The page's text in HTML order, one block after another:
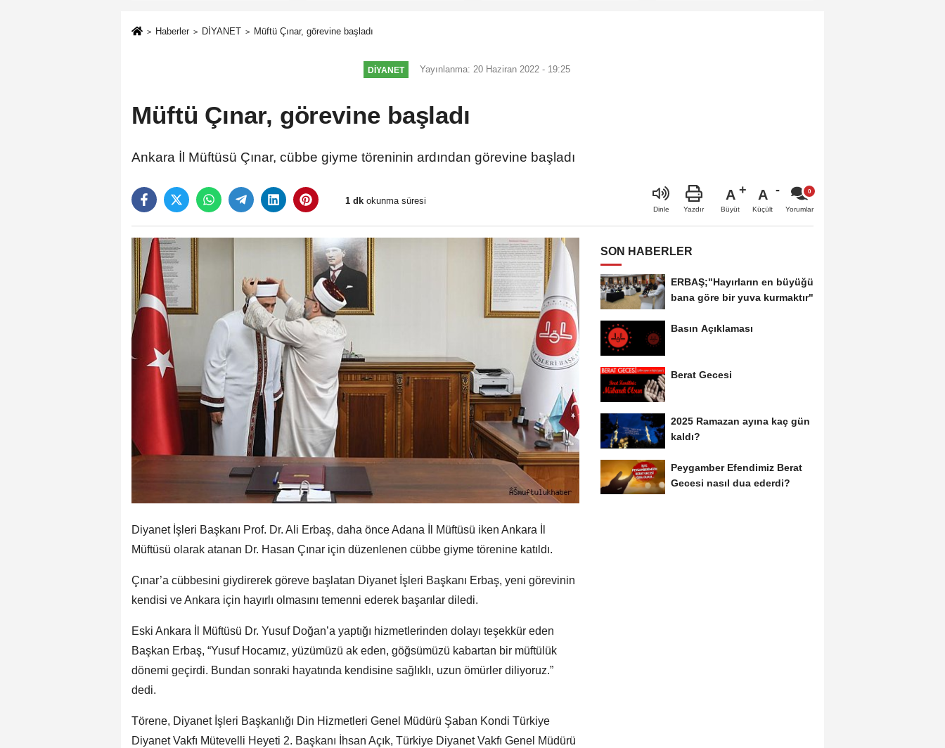
Haberler DİYANET Müftü Çınar, görevine başladı
DİYANET Yayınlanma: 20 Haziran 2022 - 19:25
Müftü Çınar, görevine başladı
Ankara İl Müftüsü Çınar, cübbe giyme töreninin ardından görevine başladı
1 dk okunma süresi
Dinle Yazdır
A
Büyüt
A
Küçült Yorumlar
Diyanet İşleri Başkanı Prof. Dr. Ali Erbaş, daha önce Adana İl Müftüsü iken Ankara İl
Müftüsü olarak atanan Dr. Hasan Çınar için düzenlenen cübbe giyme törenine katıldı.
Çınar’a cübbesini giydirerek göreve başlatan Diyanet İşleri Başkanı Erbaş, yeni görevinin
kendisi ve Ankara için hayırlı olmasını temenni ederek başarılar diledi.
Eski Ankara İl Müftüsü Dr. Yusuf Doğan’a yaptığı hizmetlerinden dolayı teşekkür eden
Başkan Erbaş, “Yusuf Hocamız, yüzümüzü ak eden, göğsümüzü kabartan bir müftülük
dönemi geçirdi. Bundan sonraki hayatında kendisine sağlıklı, uzun ömürler diliyoruz.”
dedi.
Törene, Diyanet İşleri Başkanlığı Din Hizmetleri Genel Müdürü Şaban Kondi Türkiye
Diyanet Vakfı Mütevelli Heyeti 2. Başkanı İhsan Açık, Türkiye Diyanet Vakfı Genel Müdürü
SON HABERLER
ERBAŞ;"Hayırların en büyüğü
bana göre bir yuva kurmaktır"
Basın Açıklaması
Berat Gecesi
2025 Ramazan ayına kaç gün
kaldı?
Peygamber Efendimiz Berat
Gecesi nasıl dua ederdi?